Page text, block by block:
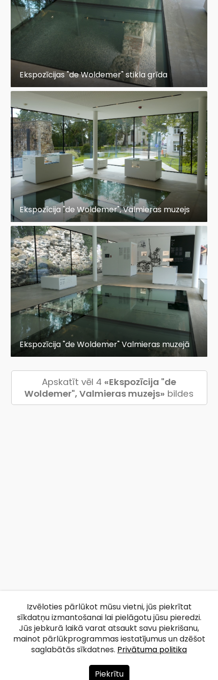
Ekspozīcijas "de Woldemer" stikla grīda
Ekspozīcija "de Woldemer", Valmieras muzejs
Ekspozīcija "de Woldemer" Valmieras muzejā
Apskatīt vēl 4 «Ekspozīcija "de
Woldemer", Valmieras muzejs» bildes
Izvēloties pārlūkot mūsu vietni, jūs piekrītat
sīkdatņu izmantošanai lai pielāgotu jūsu pieredzi.
Jūs jebkurā laikā varat atsaukt savu piekrišanu,
mainot pārlūkprogrammas iestatījumus un dzēšot
saglabātās sīkdatnes. Privātuma politika
Piekrītu